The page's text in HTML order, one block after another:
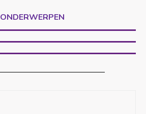
ONDERWERPEN